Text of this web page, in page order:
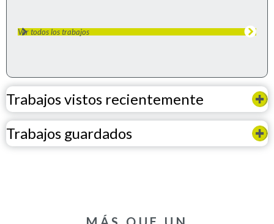
Ver todos los trabajos
Trabajos vistos recientemente
Trabajos guardados